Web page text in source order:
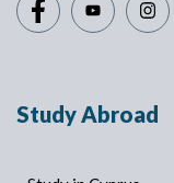
Study Abroad